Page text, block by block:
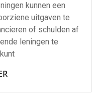
kunnen een
uitgaven te
of schulden af
leningen te